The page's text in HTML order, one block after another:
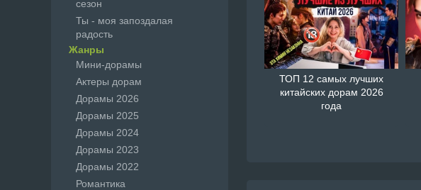
ТОП 12 самых лучших
китайских дорам 2026
года
сезон
Ты - моя запоздалая
радость
Жанры
Мини-дорамы
Актеры дорам
Дорамы 2026
Дорамы 2025
Дорамы 2024
Дорамы 2023
Дорамы 2022
Романтика